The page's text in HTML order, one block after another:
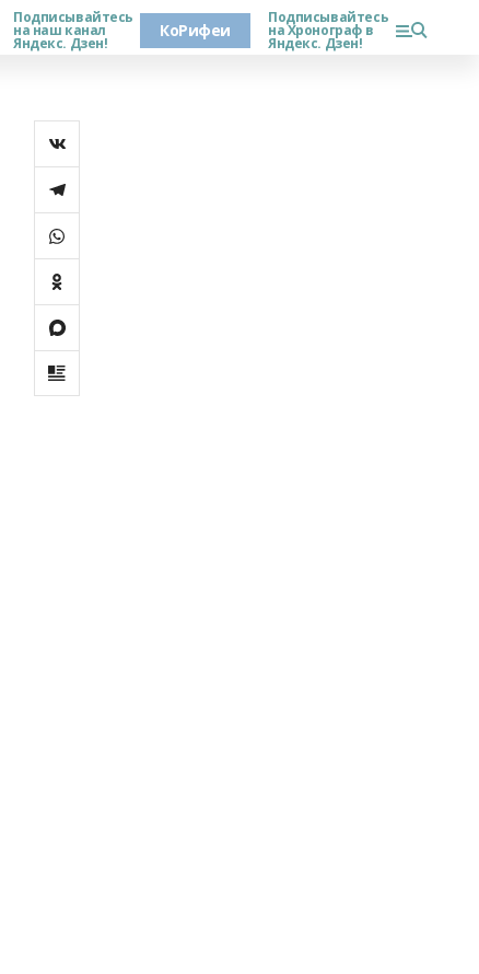
Подписывайтесь
на наш канал
Яндекс. Дзен!
КоРифеи
Подписывайтесь
на Хронограф в
Яндекс. Дзен!